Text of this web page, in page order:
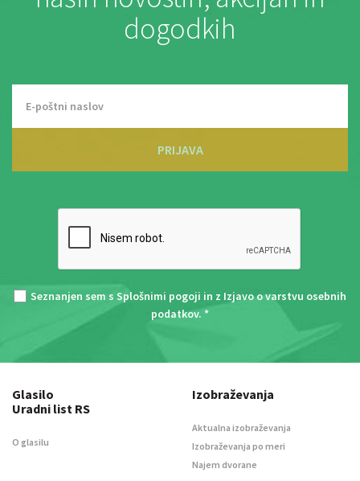
dogodkih
PRIJAVA
Seznanjen sem s Splošnimi pogoji in z Izjavo o varstvu osebnih
podatkov. *
Glasilo
Uradni list RS
O glasilu
Izobraževanja
Aktualna izobraževanja
Izobraževanja po meri
Najem dvorane